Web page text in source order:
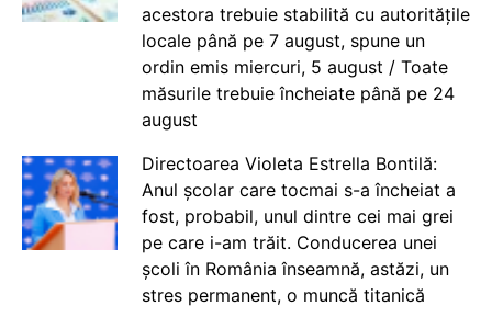
acestora trebuie stabilită cu autoritățile
locale până pe 7 august, spune un
ordin emis miercuri, 5 august / Toate
măsurile trebuie încheiate până pe 24
august
Directoarea Violeta Estrella Bontilă:
Anul școlar care tocmai s-a încheiat a
fost, probabil, unul dintre cei mai grei
pe care i-am trăit. Conducerea unei
școli în România înseamnă, astăzi, un
stres permanent, o muncă titanică